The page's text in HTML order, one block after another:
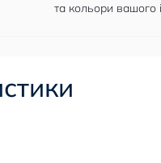
та кольори вашого